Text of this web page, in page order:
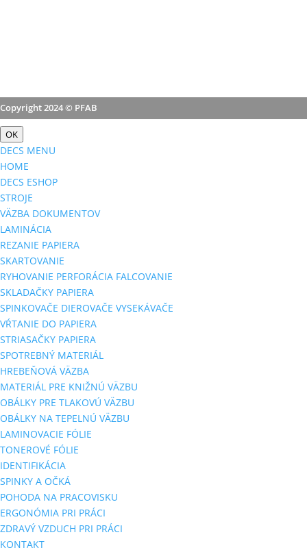
Copyright 2024 © PFAB
OK
DECS MENU
HOME
DECS ESHOP
STROJE
VÄZBA DOKUMENTOV
LAMINÁCIA
REZANIE PAPIERA
SKARTOVANIE
RYHOVANIE PERFORÁCIA FALCOVANIE
SKLADAČKY PAPIERA
SPINKOVAČE DIEROVAČE VYSEKÁVAČE
VŔTANIE DO PAPIERA
STRIASAČKY PAPIERA
SPOTREBNÝ MATERIÁL
HREBEŇOVÁ VÄZBA
MATERIÁL PRE KNIŽNÚ VÄZBU
OBÁLKY PRE TLAKOVÚ VÄZBU
OBÁLKY NA TEPELNÚ VÄZBU
LAMINOVACIE FÓLIE
TONEROVÉ FÓLIE
IDENTIFIKÁCIA
SPINKY A OČKÁ
POHODA NA PRACOVISKU
ERGONÓMIA PRI PRÁCI
ZDRAVÝ VZDUCH PRI PRÁCI
KONTAKT